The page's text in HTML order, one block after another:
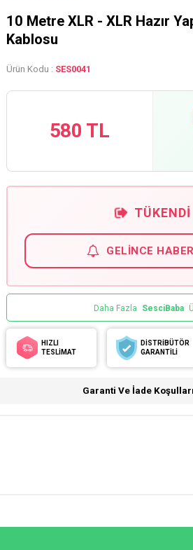
10 Metre XLR - XLR Hazır
Kablosu
Ürün Kodu : SES0041
580 TL
TÜKENDI
GELINCE
Daha Fazla SesciBaba
HIZLI
TESLİMAT
DİSTRİBÜTÖR
GARANTİLİ
Garanti Ve İade Koşulları